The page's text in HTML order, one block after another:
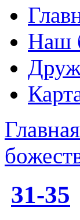
Наш
Главная
31-35